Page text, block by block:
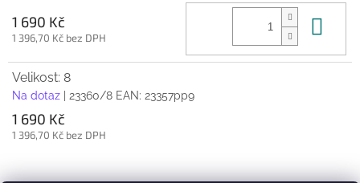
1 690 Kč
1 396,70 Kč bez DPH
Velikost: 8
Na dotaz | 23360/8 EAN: 23357pp9
1 690 Kč
1 396,70 Kč bez DPH